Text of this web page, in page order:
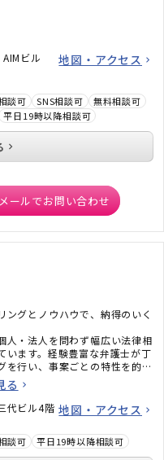
ビル
地図・アクセス
談可 SNS相談可
無料相談可
平日19時以降相談可
ールでお問い合わせ
ングとノウハウで、納得のいく
人・法人を問わず幅広い法律相
います。経験豊富な弁護士が丁
を行い、事案ごとの特性を的確
明確で分かりやすいアドバイス
ます。個々の状況に寄り添いな
解決への一歩を踏み出せるよ
ートいたします。
る
代ビル4階 地図・アクセス
談可 平日19時以降相談可